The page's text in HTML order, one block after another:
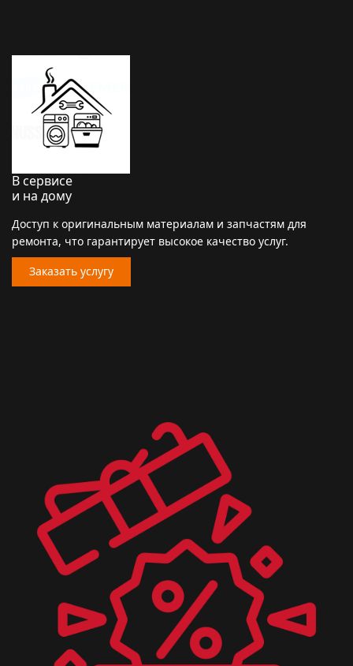
В сервисе
и на дому
Доступ к оригинальным материалам и запчастям для
ремонта, что гарантирует высокое качество услуг.
Заказать услугу